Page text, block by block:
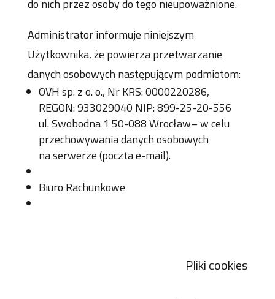
do nich przez osoby do tego nieupoważnione.
Administrator informuje niniejszym
Użytkownika, że powierza przetwarzanie
danych osobowych następującym podmiotom:
OVH sp. z o. o., Nr KRS: 0000220286,
REGON: 933029040 NIP: 899-25-20-556
ul. Swobodna 1 50-088 Wrocław– w celu
przechowywania danych osobowych
na serwerze (poczta e-mail).
Biuro Rachunkowe
Pliki cookies